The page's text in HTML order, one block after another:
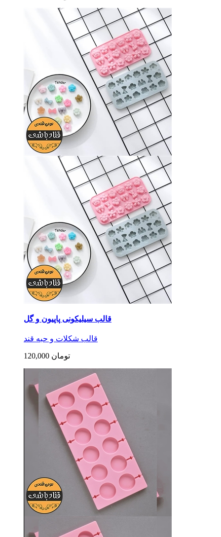
قالب شکلات و حبه قند
120,000 تومان
قالب ابنبات پیچ
قالب پاستیل ، آبنبات ، ایزومالت
140,000 تومان
قالب سیلیکونی لیمو
قالب کیک و دسر
110,000 تومان